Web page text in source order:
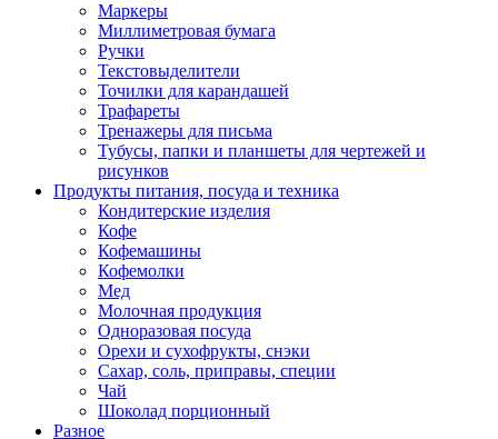
Маркеры
Миллиметровая бумага
Ручки
Текстовыделители
Точилки для карандашей
Трафареты
Тренажеры для письма
Тубусы, папки и планшеты для чертежей и
рисунков
Продукты питания, посуда и техника
Кондитерские изделия
Кофе
Кофемашины
Кофемолки
Мед
Молочная продукция
Одноразовая посуда
Орехи и сухофрукты, снэки
Сахар, соль, приправы, специи
Чай
Шоколад порционный
Разное